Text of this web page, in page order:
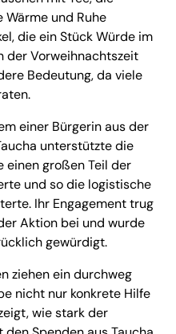
und Ruhe
die ein Stück Würde im
der Vorweihnachtszeit
Bedeutung, da viele
einer Bürgerin aus der
unterstützte die
einen großen Teil der
und so die logistische
Ihr Engagement trug
Aktion bei und wurde
gewürdigt.
ziehen ein durchweg
nicht nur konkrete Hilfe
wie stark der